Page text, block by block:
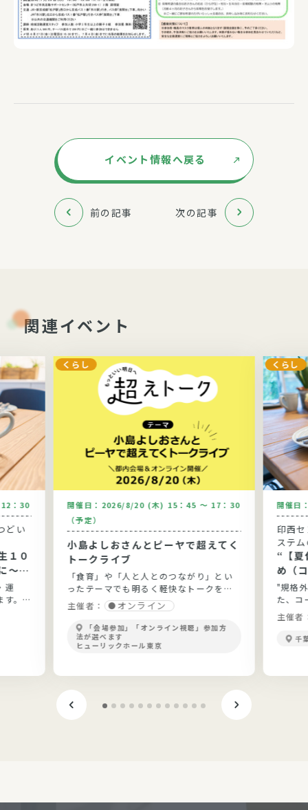
イベント情報へ戻る
前の記事 次の記事
関連イベント
：30
どい
１０
～健
践
運
す。
くらし
開催日： 2026/8/20 (木) 15：45 ～ 17：30
（予定）
小島よしおさんとピーヤで超えてく
トークライブ
「食育」や「人と人とのつながり」とい
ったテーマでも明るく軽快なトークを展
開！
主催者： オンライン
「会場参加」「オンライン視聴」参加方
法が選べます
ヒューリックホール東京
くらし
開催日
印西
ステ
“【夏
め（
う”
"規格
た、コ
主催者
千